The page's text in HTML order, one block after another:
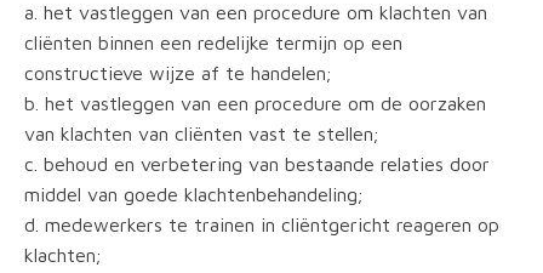
a. het vastleggen van een procedure om klachten van
cliënten binnen een redelijke termijn op een
constructieve wijze af te handelen;
b. het vastleggen van een procedure om de oorzaken
van klachten van cliënten vast te stellen;
c. behoud en verbetering van bestaande relaties door
middel van goede klachtenbehandeling;
d. medewerkers te trainen in cliëntgericht reageren op
klachten;